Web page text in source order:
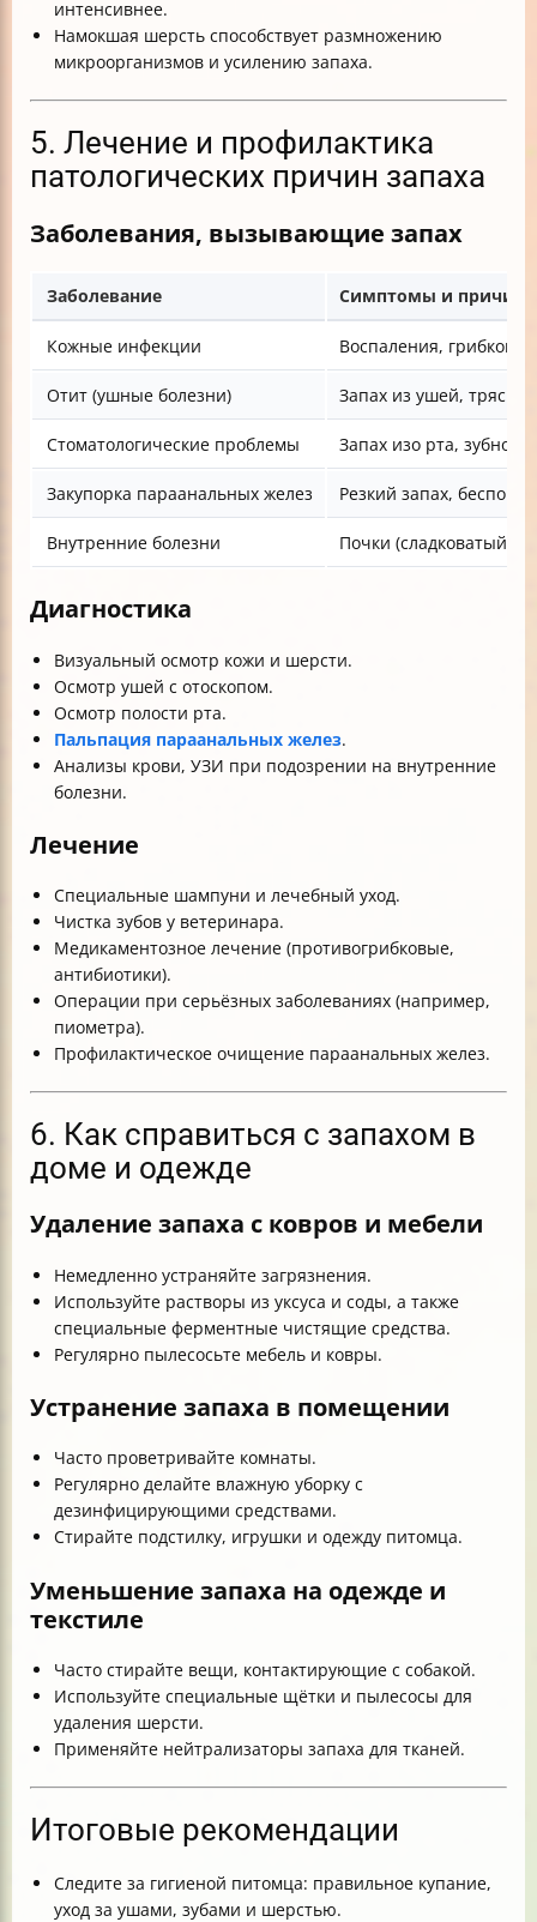
интенсивнее.
Намокшая шерсть способствует размножению
микроорганизмов и усилению запаха.
5. Лечение и профилактика
патологических причин запаха
Заболевания, вызывающие запах
Заболевание Симптомы и причины
Кожные инфекции Воспаления,
Отит (ушные болезни) Запах из ушей, тряска
Стоматологические проблемы Запах изо рта, зубной
Закупорка параанальных желез Резкий запах,
Внутренние болезни Почки (сладковатый
Диагностика
Визуальный осмотр кожи и шерсти.
Осмотр ушей с отоскопом.
Осмотр полости рта.
Пальпация параанальных желез.
Анализы крови, УЗИ при подозрении на внутренние
болезни.
Лечение
Специальные шампуни и лечебный уход.
Чистка зубов у ветеринара.
Медикаментозное лечение (противогрибковые,
антибиотики).
Операции при серьёзных заболеваниях (например,
пиометра).
Профилактическое очищение параанальных желез.
6. Как справиться с запахом в
доме и одежде
Удаление запаха с ковров и мебели
Немедленно устраняйте загрязнения.
Используйте растворы из уксуса и соды, а также
специальные ферментные чистящие средства.
Регулярно пылесосьте мебель и ковры.
Устранение запаха в помещении
Часто проветривайте комнаты.
Регулярно делайте влажную уборку с
дезинфицирующими средствами.
Стирайте подстилку, игрушки и одежду питомца.
Уменьшение запаха на одежде и
текстиле
Часто стирайте вещи, контактирующие с собакой.
Используйте специальные щётки и пылесосы для
удаления шерсти.
Применяйте нейтрализаторы запаха для тканей.
Итоговые рекомендации
Следите за гигиеной питомца: правильное купание,
уход за ушами, зубами и шерстью.